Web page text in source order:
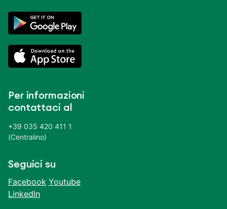
Per informazioni
contattaci al
+39 035 420 411 1
(Centralino)
Seguici su
Facebook Youtube
LinkedIn